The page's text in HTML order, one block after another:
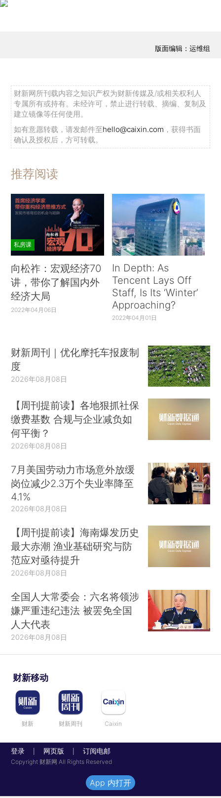
版面编辑：运维组
财新网所刊载内容之知识产权为财新传媒及/或相关权利人
专属所有或持有。未经许可，禁止进行转载、摘编、复制及
建立镜像等任何使用。
如有意愿转载，请发邮件至hello@caixin.com ，获得书面
确认及授权后，方可转载。
推荐阅读
私房课
向松祚：宏观经济70
讲，带你了解国内外
经济大局
2022年04月06日
In Depth: As
Tencent Lays Off
Staff, Is Its ‘Winter’
Approaching?
2022年04月01日
财新周刊｜优化摩托车报废制
度
2026年08月08日
【周刊提前读】各地狠抓社保
缴费基数 合规与企业减负如
何平衡？
2026年08月08日
7月美国劳动力市场意外放缓
岗位减少2.3万个失业率降至
4.1%
2026年08月08日
【周刊提前读】海南爆发历史
最大赤潮 渔业基础研究与防
范应对亟待提升
2026年08月08日
全国人大常委会：六名将领涉
嫌严重违纪违法 被罢免全国
人大代表
2026年08月08日
财新移动
财新 财新周刊 Caixin
登录 网页版 订阅电邮
Copyright 财新网 All Rights Reserved
App 内打开